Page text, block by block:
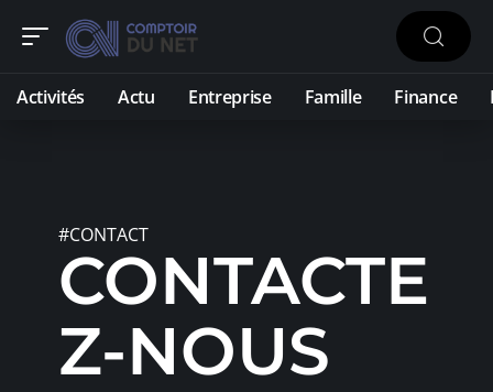
Activités Actu Entreprise Famille Finance
#CONTACT
CONTACTE
Z-NOUS